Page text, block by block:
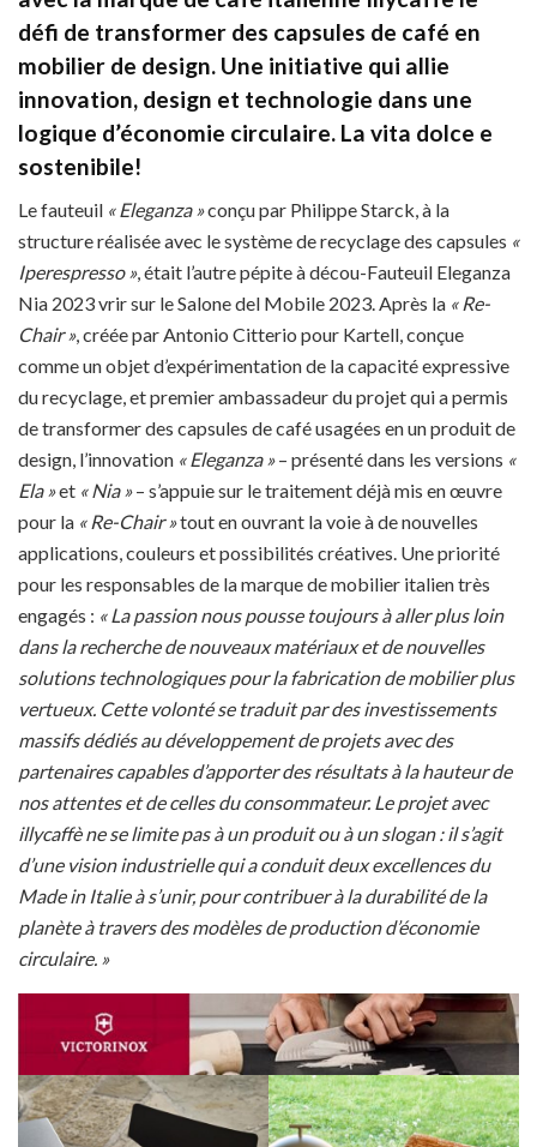
défi de transformer des capsules de café en
mobilier de design. Une initiative qui allie
innovation, design et technologie dans une
logique d’économie circulaire. La vita dolce e
sostenibile!
Le fauteuil « Eleganza »conçu par Philippe Starck, à la
structure réalisée avec le système de recyclage des capsules «
Iperespresso », était l’autre pépite à décou-Fauteuil Eleganza
Nia 2023 vrir sur le Salone del Mobile 2023. Après la « Re-
Chair », créée par Antonio Citterio pour Kartell, conçue
comme un objet d’expérimentation de la capacité expressive
du recyclage, et premier ambassadeur du projet qui a permis
de transformer des capsules de café usagées en un produit de
design, l’innovation « Eleganza »– présenté dans les versions «
Ela »et « Nia »– s’appuie sur le traitement déjà mis en œuvre
pour la « Re-Chair »tout en ouvrant la voie à de nouvelles
applications, couleurs et possibilités créatives. Une priorité
pour les responsables de la marque de mobilier italien très
engagés : « La passion nous pousse toujours à aller plus loin
dans la recherche de nouveaux matériaux et de nouvelles
solutions technologiques pour la fabrication de mobilier plus
vertueux. Cette volonté se traduit par des investissements
massifs dédiés au développement de projets avec des
partenaires capables d’apporter des résultats à la hauteur de
nos attentes et de celles du consommateur. Le projet avec
illycaffè ne se limite pas à un produit ou à un slogan : il s’agit
d’une vision industrielle qui a conduit deux excellences du
Made in Italie à s’unir, pour contribuer à la durabilité de la
planète à travers des modèles de production d’économie
circulaire. »